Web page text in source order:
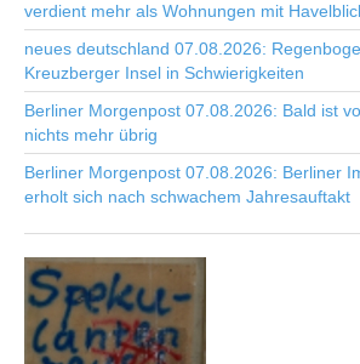
verdient mehr als Wohnungen mit
neues deutschland 07.08.2026:
Kreuzberger Insel in Schwierigkeiten
Berliner Morgenpost 07.08.2026: Bald ist
nichts mehr übrig
Berliner Morgenpost 07.08.2026: Berliner
erholt sich nach schwachem Jahresauftakt